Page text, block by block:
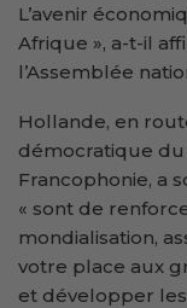
L’avenir
Afrique », a-t-il
l’Assemblée
Hollande, en
démocratique
Francophonie, a
« sont de
mondialisation,
votre place aux
et développer